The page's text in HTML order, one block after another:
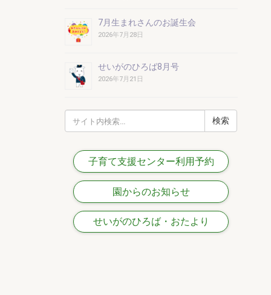
7月生まれさんのお誕生会
2026年7月28日
せいがのひろば8月号
2026年7月21日
子育て支援センター利用予約
園からのお知らせ
せいがのひろば・おたより